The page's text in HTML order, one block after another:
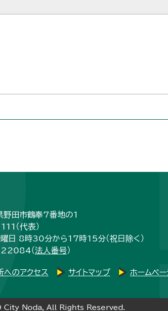
田市鶴奉7番地の1
（代表）
曜日 8時30分から17時15分（祝日除く）
（法人番号）
へのアクセス サイトマップ ホームペ
Noda, All Rights Reserved.